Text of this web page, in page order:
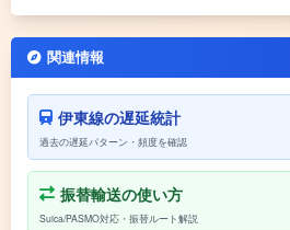
関連情報
伊東線の遅延統計
過去の遅延パターン・頻度を確認
振替輸送の使い方
Suica/PASMO対応・振替ルート解説